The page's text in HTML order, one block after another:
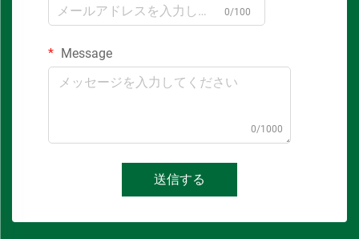
0/100
Message
0/1000
送信する